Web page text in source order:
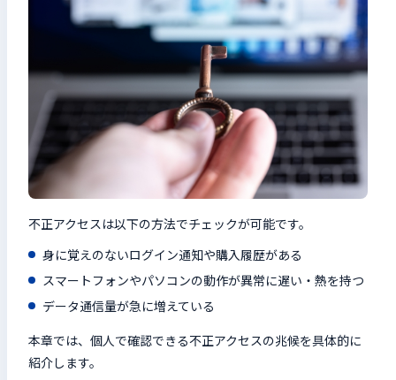
不正アクセスは以下の方法でチェックが可能です。
身に覚えのないログイン通知や購入履歴がある
スマートフォンやパソコンの動作が異常に遅い・熱を持つ
データ通信量が急に増えている
本章では、個人で確認できる不正アクセスの兆候を具体的に
紹介します。